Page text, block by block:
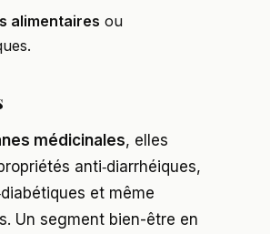
alimentaires ou
médicinales, elles
anti‑diarrhéiques,
et même
Un segment bien-être en